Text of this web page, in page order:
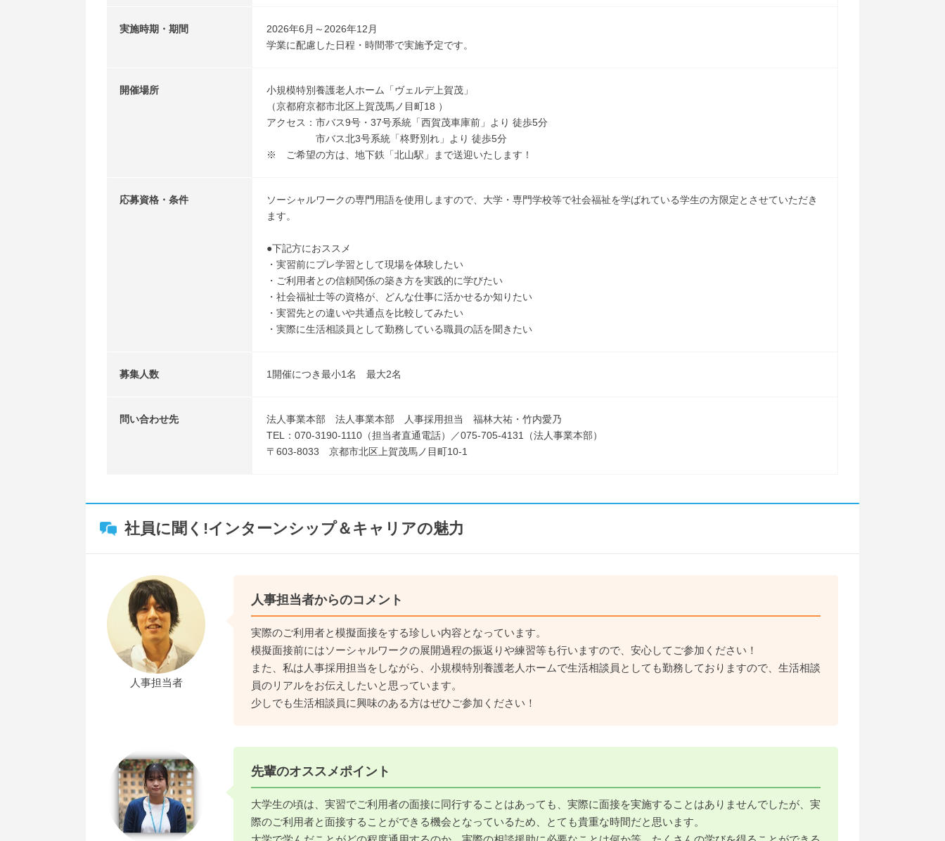
実施時期・期間
2026年6月～2026年12月
学業に配慮した日程・時間帯で実施予定です。
開催場所
小規模特別養護老人ホーム「ヴェルデ上賀茂」
（京都府京都市北区上賀茂馬ノ目町18 ）
アクセス：市バス9号・37号系統「西賀茂車庫前」より 徒歩5分
市バス北3号系統「柊野別れ」より 徒歩5分
※ ご希望の方は、地下鉄「北山駅」まで送迎いたします！
応募資格・条件
ソーシャルワークの専門用語を使用しますので、大学・専門学校等で社会福祉を学ばれている学生の方限定とさせていただき
ます。
●下記方におススメ
・実習前にプレ学習として現場を体験したい
・ご利用者との信頼関係の築き方を実践的に学びたい
・社会福祉士等の資格が、どんな仕事に活かせるか知りたい
・実習先との違いや共通点を比較してみたい
・実際に生活相談員として勤務している職員の話を聞きたい
募集人数 1開催につき最小1名 最大2名
問い合わせ先
法人事業本部 法人事業本部 人事採用担当 福林大祐・竹内愛乃
TEL：070-3190-1110（担当者直通電話）／075-705-4131（法人事業本部）
〒603-8033 京都市北区上賀茂馬ノ目町10-1
社員に聞く!インターンシップ＆キャリアの魅力
人事担当者
人事担当者からのコメント
実際のご利用者と模擬面接をする珍しい内容となっています。
模擬面接前にはソーシャルワークの展開過程の振返りや練習等も行いますので、安心してご参加ください！
また、私は人事採用担当をしながら、小規模特別養護老人ホームで生活相談員としても勤務しておりますので、生活相談
員のリアルをお伝えしたいと思っています。
少しでも生活相談員に興味のある方はぜひご参加ください！
先輩のオススメポイント
大学生の頃は、実習でご利用者の面接に同行することはあっても、実際に面接を実施することはありませんでしたが、実
際のご利用者と面接することができる機会となっているため、とても貴重な時間だと思います。